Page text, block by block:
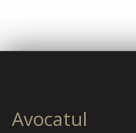
Avocatul